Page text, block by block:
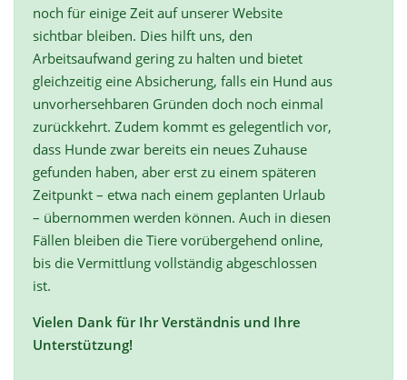
noch für einige Zeit auf unserer Website
sichtbar bleiben. Dies hilft uns, den
Arbeitsaufwand gering zu halten und bietet
gleichzeitig eine Absicherung, falls ein Hund aus
unvorhersehbaren Gründen doch noch einmal
zurückkehrt. Zudem kommt es gelegentlich vor,
dass Hunde zwar bereits ein neues Zuhause
gefunden haben, aber erst zu einem späteren
Zeitpunkt – etwa nach einem geplanten Urlaub
– übernommen werden können. Auch in diesen
Fällen bleiben die Tiere vorübergehend online,
bis die Vermittlung vollständig abgeschlossen
ist.
Vielen Dank für Ihr Verständnis und Ihre
Unterstützung!